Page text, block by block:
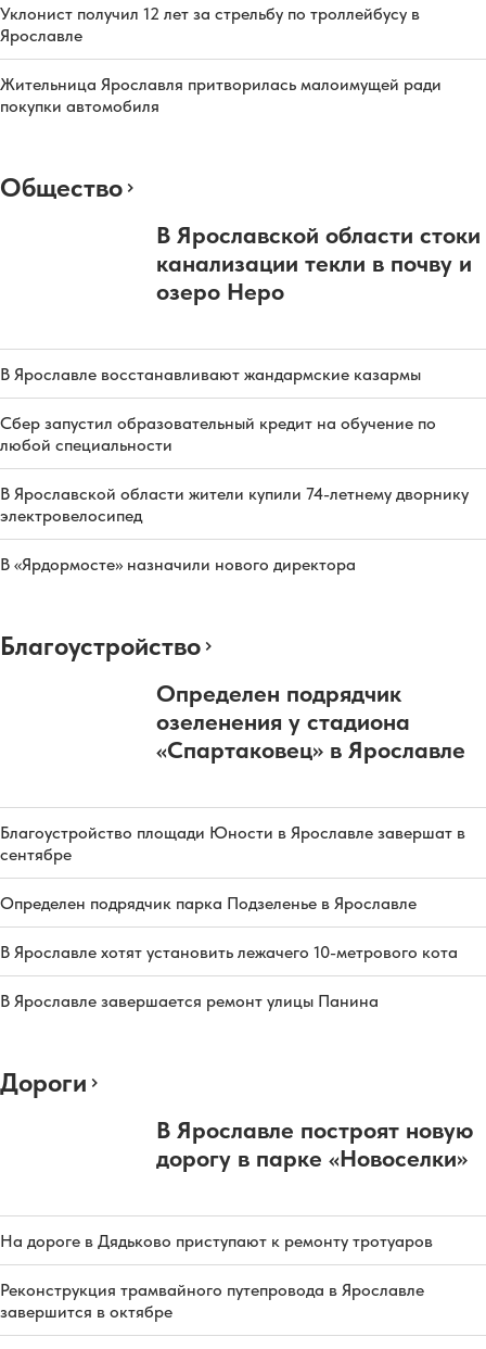
Уклонист получил 12 лет за стрельбу по троллейбусу в
Ярославле
Жительница Ярославля притворилась малоимущей ради
покупки автомобиля
Общество
В Ярославской области стоки
канализации текли в почву и
озеро Неро
В Ярославле восстанавливают жандармские казармы
Сбер запустил образовательный кредит на обучение по
любой специальности
В Ярославской области жители купили 74-летнему дворнику
электровелосипед
В «Ярдормосте» назначили нового директора
Благоустройство
Определен подрядчик
озеленения у стадиона
«Спартаковец» в Ярославле
Благоустройство площади Юности в Ярославле завершат в
сентябре
Определен подрядчик парка Подзеленье в Ярославле
В Ярославле хотят установить лежачего 10-метрового кота
В Ярославле завершается ремонт улицы Панина
Дороги
В Ярославле построят новую
дорогу в парке «Новоселки»
На дороге в Дядьково приступают к ремонту тротуаров
Реконструкция трамвайного путепровода в Ярославле
завершится в октябре